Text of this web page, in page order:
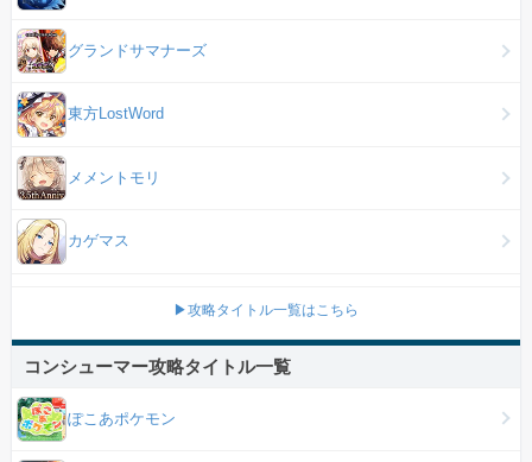
グランドサマナーズ
東方LostWord
メメントモリ
カゲマス
▶攻略タイトル一覧はこちら
コンシューマー攻略タイトル一覧
ぽこあポケモン